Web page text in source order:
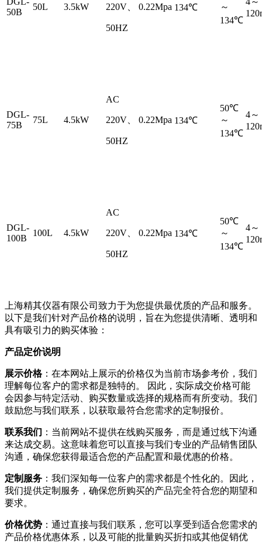
50B
50L 3.5kW 220V、
50HZ
0.22Mpa 134℃
～
134℃
DGL-
75B
75L 4.5kW
AC
220V、
50HZ
0.22Mpa 134℃
50℃
～
134℃
4～
DGL-
100B
100L 4.5kW
AC
220V、
50HZ
0.22Mpa 134℃
50℃
～
134℃
4～
上海精其仪器有限公司致力于为您提供最优质的产品和服务。
以下是我们针对产品价格的说明，旨在为您提供清晰、透明和
具有吸引力的购买体验：
产品定价说明
展示价格：在本网站上展示的价格仅为当前市场参考价，我们
理解每位客户的需求都是独特的。 因此，实际成交价格可能
会因参与特定活动、购买数量或选择的规格而有所变动。我们
鼓励您与我们联系，以获取最符合您需求的定制报价。
联系我们 ：当前网站不提供在线购买服务，而是通过线下沟通
来达成交易。这意味着您可以直接与我们专业的产品销售团队
沟通，确保您获得最适合您的产品配置和最优惠的价格。
定制服务 ：我们深知每一位客户的需求都是个性化的。因此，
我们提供定制服务，确保您所购买的产品完全符合您的期望和
要求。
价格优势 ：通过直接与我们联系，您可以享受到适合您需求的
产品价格优惠体系，以及可能的批量购买折扣或其他促销优